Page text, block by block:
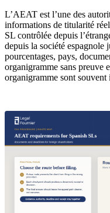
L’AEAT est l’une des
informations de titularité
SL contrôlée depuis
depuis la société espagnole
pourcentages, pays,
organigramme sans preuve
organigramme sont souvent